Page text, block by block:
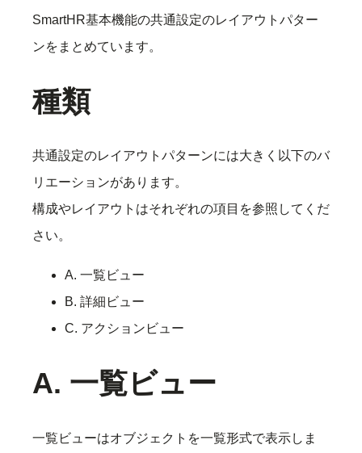
SmartHR基本機能の共通設定のレイアウトパター
ンをまとめています。
種類
共通設定のレイアウトパターンには大きく以下のバ
リエーションがあります。
構成やレイアウトはそれぞれの項目を参照してくだ
さい。
A. 一覧ビュー
B. 詳細ビュー
C. アクションビュー
A. 一覧ビュー
一覧ビューはオブジェクトを一覧形式で表示しま